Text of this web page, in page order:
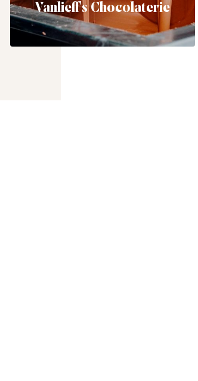
Vanlieff's Chocolaterie